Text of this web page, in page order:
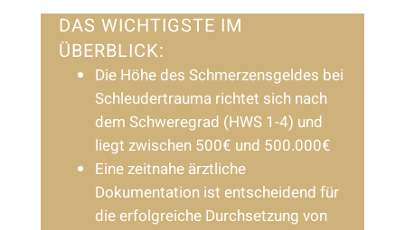
DAS WICHTIGSTE IM
ÜBERBLICK:
Die Höhe des Schmerzensgeldes bei
Schleudertrauma richtet sich nach
dem Schweregrad (HWS 1-4) und
liegt zwischen 500€ und 500.000€
Eine zeitnahe ärztliche
Dokumentation ist entscheidend für
die erfolgreiche Durchsetzung von